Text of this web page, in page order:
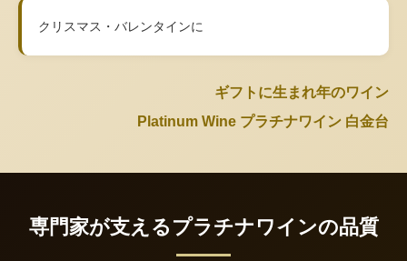
クリスマス・バレンタインに
ギフトに生まれ年のワイン
Platinum Wine プラチナワイン 白金台
専門家が支えるプラチナワインの品質